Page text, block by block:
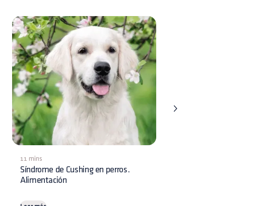
11 mins
Síndrome de Cushing en perros.
Alimentación